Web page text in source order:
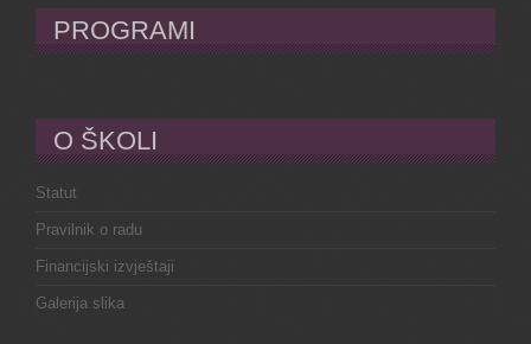
PROGRAMI
O ŠKOLI
Statut
Pravilnik o radu
Financijski izvještaji
Galerija slika